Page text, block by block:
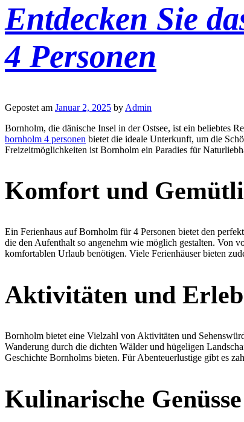
Entdecken Sie
4 Personen
Gepostet am Januar 2, 2025 by Admin
Bornholm, die dänische Insel in der Ostsee, ist ein beliebtes
bornholm 4 personen bietet die ideale Unterkunft, um die
Freizeitmöglichkeiten ist Bornholm ein Paradies für
Komfort und
Ein Ferienhaus auf Bornholm für 4 Personen bietet den
die den Aufenthalt so angenehm wie möglich gestalten. Von
komfortablen Urlaub benötigen. Viele Ferienhäuser bieten
Aktivitäten und
Bornholm bietet eine Vielzahl von Aktivitäten und
Wanderung durch die dichten Wälder und hügeligen
Geschichte Bornholms bieten. Für Abenteuerlustige gibt es
Kulinarische